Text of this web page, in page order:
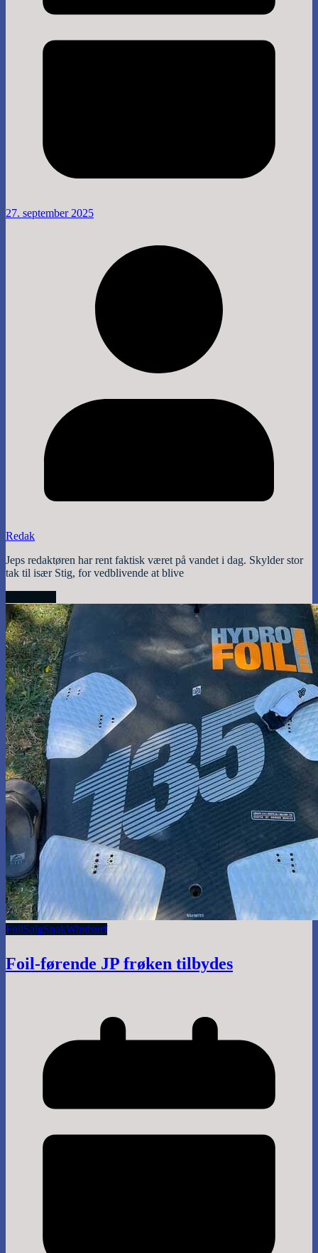
27. september 2025
Redak
Jeps redaktøren har rent faktisk været på vandet i dag. Skylder stor
tak til især Stig, for vedblivende at blive
FoilSalgSnakWindsurf
Foil-førende JP frøken tilbydes